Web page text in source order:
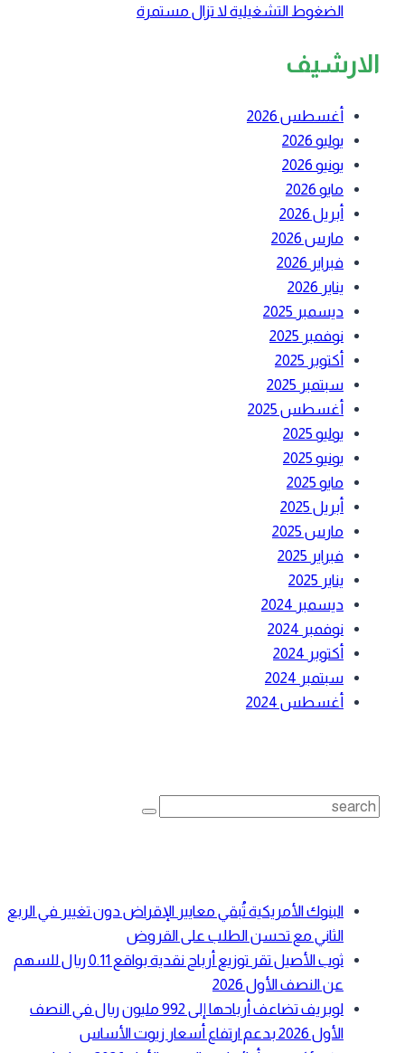
الضغوط التشغيلية لا تزال مستمرة
الارشيف
أغسطس 2026
يوليو 2026
يونيو 2026
مايو 2026
أبريل 2026
مارس 2026
فبراير 2026
يناير 2026
ديسمبر 2025
نوفمبر 2025
أكتوبر 2025
سبتمبر 2025
أغسطس 2025
يوليو 2025
يونيو 2025
مايو 2025
أبريل 2025
مارس 2025
فبراير 2025
يناير 2025
ديسمبر 2024
نوفمبر 2024
أكتوبر 2024
سبتمبر 2024
أغسطس 2024
Search
البنوك الأمريكية تُبقي معايير الإقراض دون تغيير في الربع
الثاني مع تحسن الطلب على القروض
ثوب الأصيل تقر توزيع أرباح نقدية بواقع 0.11 ريال للسهم
عن النصف الأول 2026
لوبريف تضاعف أرباحها إلى 992 مليون ريال في النصف
الأول 2026 بدعم ارتفاع أسعار زيوت الأساس